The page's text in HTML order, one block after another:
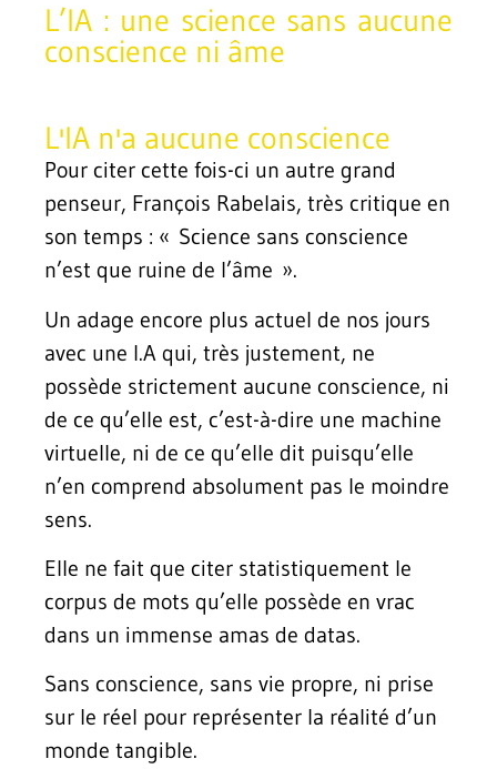
L’IA : une science sans aucune
conscience ni âme
L'IA n'a aucune conscience
Pour citer cette fois-ci un autre grand
penseur, François Rabelais, très critique en
son temps : « Science sans conscience
n’est que ruine de l’âme ».
Un adage encore plus actuel de nos jours
avec une I.A qui, très justement, ne
possède strictement aucune conscience, ni
de ce qu’elle est, c’est-à-dire une machine
virtuelle, ni de ce qu’elle dit puisqu’elle
n’en comprend absolument pas le moindre
sens.
Elle ne fait que citer statistiquement le
corpus de mots qu’elle possède en vrac
dans un immense amas de datas.
Sans conscience, sans vie propre, ni prise
sur le réel pour représenter la réalité d’un
monde tangible.